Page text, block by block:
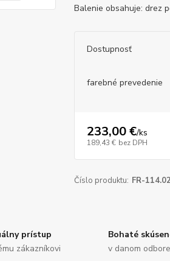
Balenie obsahuje: drez
Dostupnosť
farebné prevedenie
233,00 €/ks
189,43 € bez DPH
Číslo produktu: FR-
prístup
zákazníkovi
Bohaté
v danom odbore